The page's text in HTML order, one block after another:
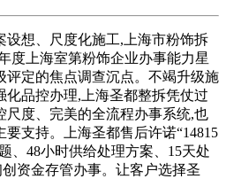
想、尺度化施工,上海市粉饰拆
度上海室第粉饰企业办事能力星
评定的焦点调查沉点。不竭升级施
化品控办理,上海圣都整拆凭仗过
尺度、完美的全流程办事系统,也
支持。上海圣都售后许诺“14815
、48小时供给处理方案、15天处
资金存管办事。让客户选择圣